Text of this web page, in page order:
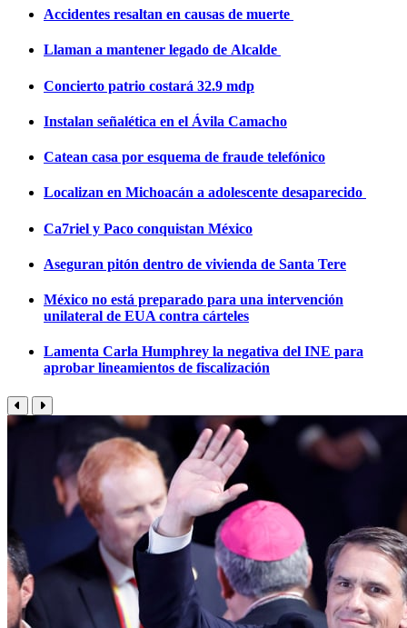
Accidentes resaltan en causas de muerte
Llaman a mantener legado de Alcalde
Concierto patrio costará 32.9 mdp
Instalan señalética en el Ávila Camacho
Catean casa por esquema de fraude telefónico
Localizan en Michoacán a adolescente desaparecido
Ca7riel y Paco conquistan México
Aseguran pitón dentro de vivienda de Santa Tere
México no está preparado para una intervención
unilateral de EUA contra cárteles
Lamenta Carla Humphrey la negativa del INE para
aprobar lineamientos de fiscalización